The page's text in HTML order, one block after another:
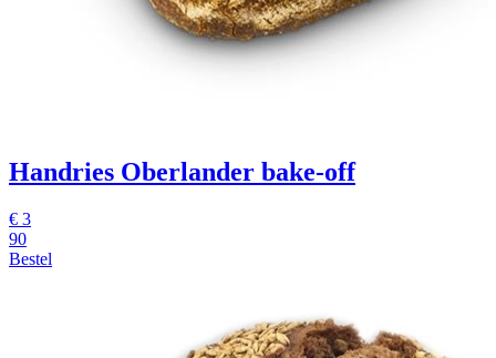
Handries Oberlander bake-off
€ 3
90
Bestel